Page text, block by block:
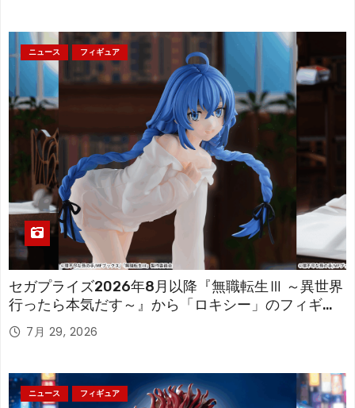
ニュース フィギュア
セガプライズ2026年8月以降『無職転生Ⅲ ～異世界
行ったら本気だす～』から「ロキシー」のフィギュ
アが登場！
7月 29, 2026
ニュース フィギュア